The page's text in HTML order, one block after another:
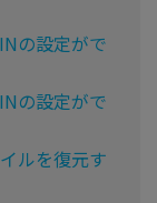
の設定がで
の設定がで
ルを復元す